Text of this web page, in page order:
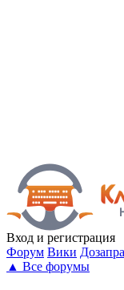
Вход и регистрация
Форум Вики
▲ Все форумы